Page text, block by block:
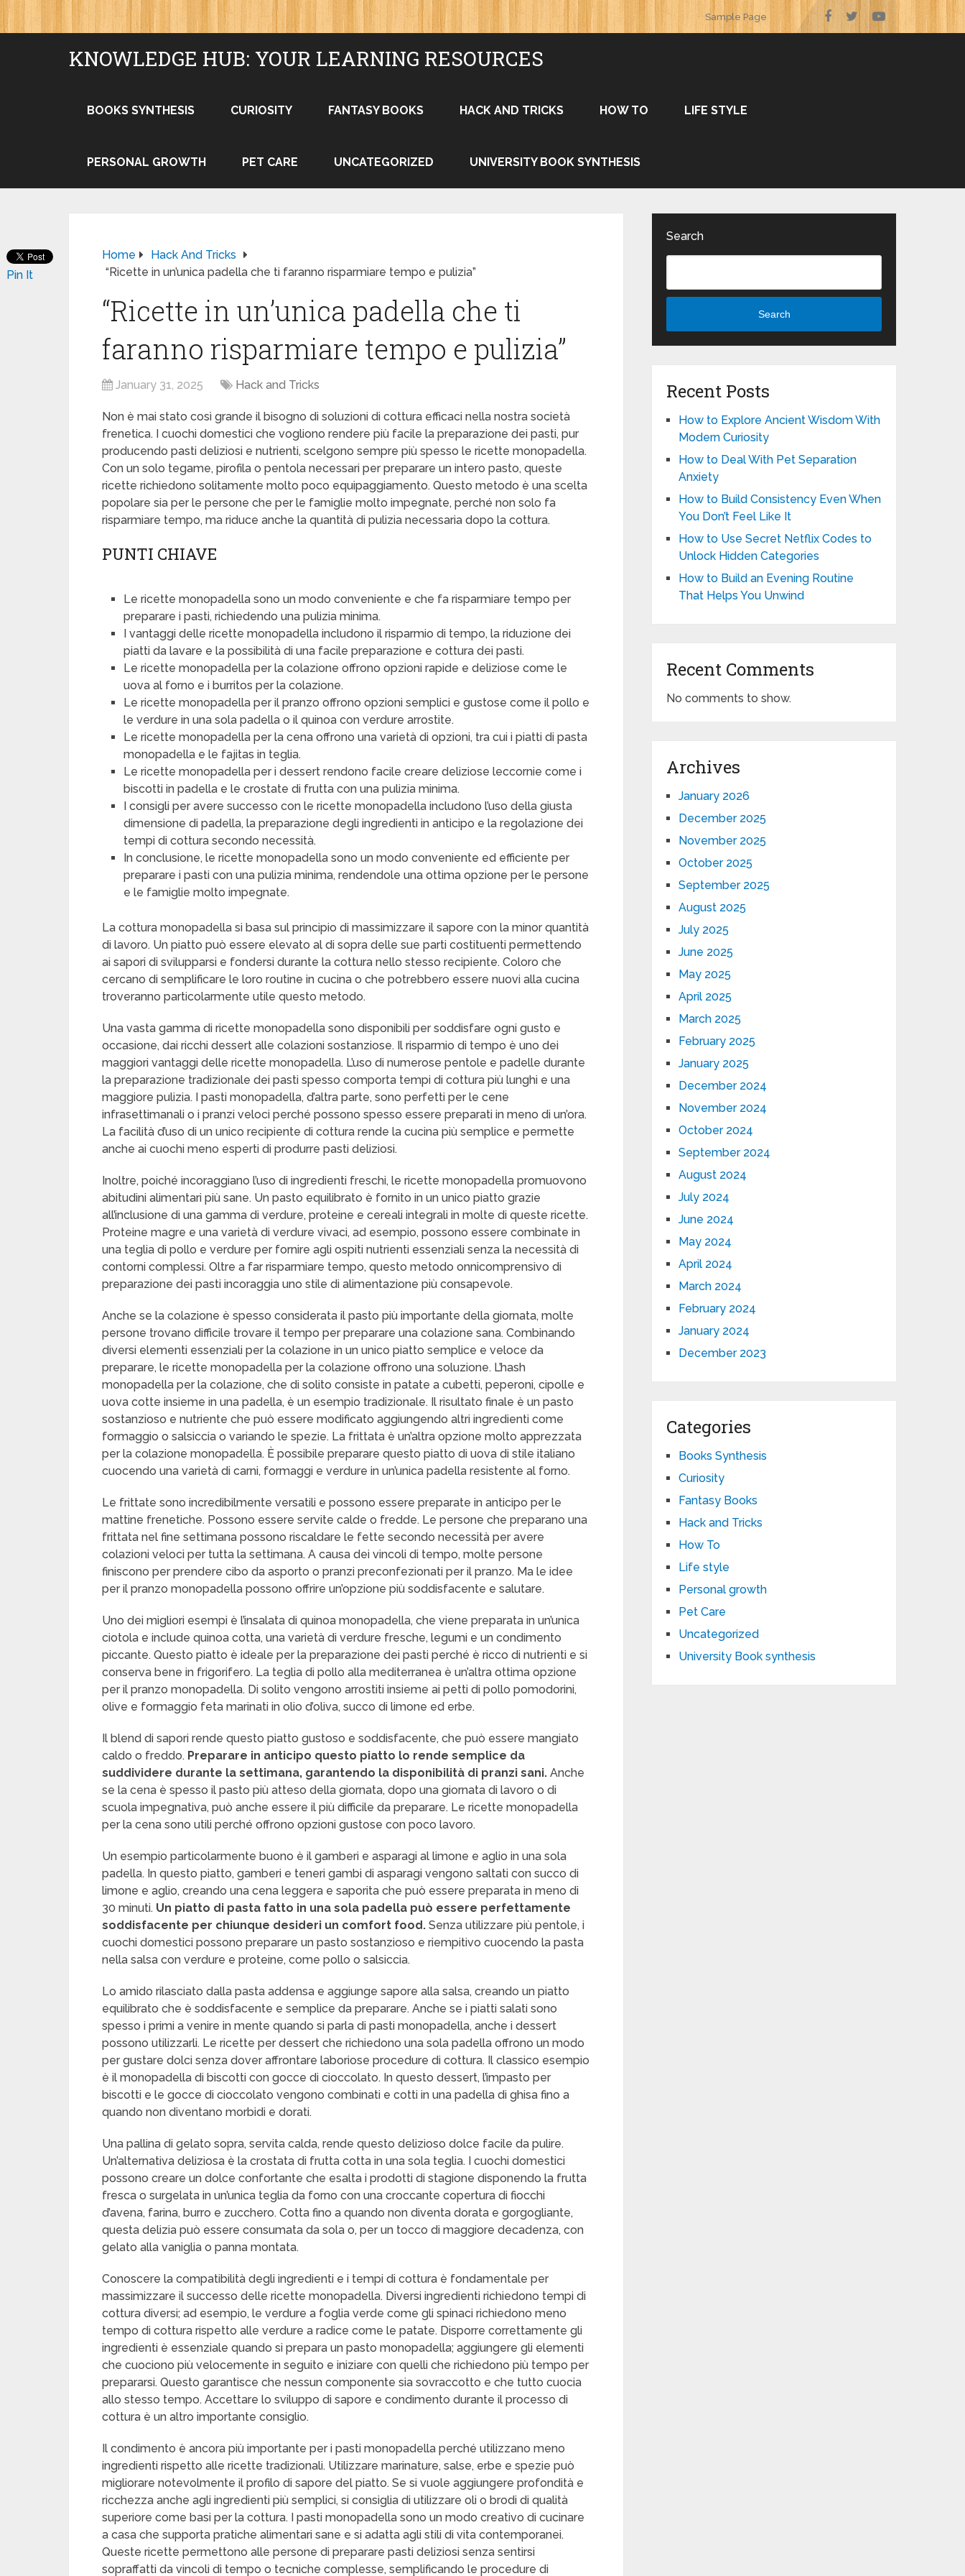
Sample Page
KNOWLEDGE HUB: YOUR LEARNING RESOURCES
BOOKS SYNTHESIS CURIOSITY FANTASY BOOKS HACK AND TRICKS HOW TO LIFE STYLE
PERSONAL GROWTH PET CARE UNCATEGORIZED UNIVERSITY BOOK SYNTHESIS
Home
Hack And Tricks
“Ricette in un’unica padella che ti faranno risparmiare tempo e pulizia”
“Ricette in un’unica padella che ti
faranno risparmiare tempo e pulizia”
January 31, 2025 Hack and Tricks
Non è mai stato così grande il bisogno di soluzioni di cottura efficaci nella nostra società
frenetica. I cuochi domestici che vogliono rendere più facile la preparazione dei pasti, pur
producendo pasti deliziosi e nutrienti, scelgono sempre più spesso le ricette monopadella.
Con un solo tegame, pirofila o pentola necessari per preparare un intero pasto, queste
ricette richiedono solitamente molto poco equipaggiamento. Questo metodo è una scelta
popolare sia per le persone che per le famiglie molto impegnate, perché non solo fa
risparmiare tempo, ma riduce anche la quantità di pulizia necessaria dopo la cottura.
PUNTI CHIAVE
Le ricette monopadella sono un modo conveniente e che fa risparmiare tempo per
preparare i pasti, richiedendo una pulizia minima.
I vantaggi delle ricette monopadella includono il risparmio di tempo, la riduzione dei
piatti da lavare e la possibilità di una facile preparazione e cottura dei pasti.
Le ricette monopadella per la colazione offrono opzioni rapide e deliziose come le
uova al forno e i burritos per la colazione.
Le ricette monopadella per il pranzo offrono opzioni semplici e gustose come il pollo e
le verdure in una sola padella o il quinoa con verdure arrostite.
Le ricette monopadella per la cena offrono una varietà di opzioni, tra cui i piatti di pasta
monopadella e le fajitas in teglia.
Le ricette monopadella per i dessert rendono facile creare deliziose leccornie come i
biscotti in padella e le crostate di frutta con una pulizia minima.
I consigli per avere successo con le ricette monopadella includono l’uso della giusta
dimensione di padella, la preparazione degli ingredienti in anticipo e la regolazione dei
tempi di cottura secondo necessità.
In conclusione, le ricette monopadella sono un modo conveniente ed efficiente per
preparare i pasti con una pulizia minima, rendendole una ottima opzione per le persone
e le famiglie molto impegnate.
La cottura monopadella si basa sul principio di massimizzare il sapore con la minor quantità
di lavoro. Un piatto può essere elevato al di sopra delle sue parti costituenti permettendo
ai sapori di svilupparsi e fondersi durante la cottura nello stesso recipiente. Coloro che
cercano di semplificare le loro routine in cucina o che potrebbero essere nuovi alla cucina
troveranno particolarmente utile questo metodo.
Una vasta gamma di ricette monopadella sono disponibili per soddisfare ogni gusto e
occasione, dai ricchi dessert alle colazioni sostanziose. Il risparmio di tempo è uno dei
maggiori vantaggi delle ricette monopadella. L’uso di numerose pentole e padelle durante
la preparazione tradizionale dei pasti spesso comporta tempi di cottura più lunghi e una
maggiore pulizia. I pasti monopadella, d’altra parte, sono perfetti per le cene
infrasettimanali o i pranzi veloci perché possono spesso essere preparati in meno di un’ora.
La facilità d’uso di un unico recipiente di cottura rende la cucina più semplice e permette
anche ai cuochi meno esperti di produrre pasti deliziosi.
Inoltre, poiché incoraggiano l’uso di ingredienti freschi, le ricette monopadella promuovono
abitudini alimentari più sane. Un pasto equilibrato è fornito in un unico piatto grazie
all’inclusione di una gamma di verdure, proteine e cereali integrali in molte di queste ricette.
Proteine magre e una varietà di verdure vivaci, ad esempio, possono essere combinate in
una teglia di pollo e verdure per fornire agli ospiti nutrienti essenziali senza la necessità di
contorni complessi. Oltre a far risparmiare tempo, questo metodo onnicomprensivo di
preparazione dei pasti incoraggia uno stile di alimentazione più consapevole.
Anche se la colazione è spesso considerata il pasto più importante della giornata, molte
persone trovano difficile trovare il tempo per preparare una colazione sana. Combinando
diversi elementi essenziali per la colazione in un unico piatto semplice e veloce da
preparare, le ricette monopadella per la colazione offrono una soluzione. L’hash
monopadella per la colazione, che di solito consiste in patate a cubetti, peperoni, cipolle e
uova cotte insieme in una padella, è un esempio tradizionale. Il risultato finale è un pasto
sostanzioso e nutriente che può essere modificato aggiungendo altri ingredienti come
formaggio o salsiccia o variando le spezie. La frittata è un’altra opzione molto apprezzata
per la colazione monopadella. È possibile preparare questo piatto di uova di stile italiano
cuocendo una varietà di carni, formaggi e verdure in un’unica padella resistente al forno.
Le frittate sono incredibilmente versatili e possono essere preparate in anticipo per le
mattine frenetiche. Possono essere servite calde o fredde. Le persone che preparano una
frittata nel fine settimana possono riscaldare le fette secondo necessità per avere
colazioni veloci per tutta la settimana. A causa dei vincoli di tempo, molte persone
finiscono per prendere cibo da asporto o pranzi preconfezionati per il pranzo. Ma le idee
per il pranzo monopadella possono offrire un’opzione più soddisfacente e salutare.
Uno dei migliori esempi è l’insalata di quinoa monopadella, che viene preparata in un’unica
ciotola e include quinoa cotta, una varietà di verdure fresche, legumi e un condimento
piccante. Questo piatto è ideale per la preparazione dei pasti perché è ricco di nutrienti e si
conserva bene in frigorifero. La teglia di pollo alla mediterranea è un’altra ottima opzione
per il pranzo monopadella. Di solito vengono arrostiti insieme ai petti di pollo pomodorini,
olive e formaggio feta marinati in olio d’oliva, succo di limone ed erbe.
Il blend di sapori rende questo piatto gustoso e soddisfacente, che può essere mangiato
caldo o freddo. Preparare in anticipo questo piatto lo rende semplice da
suddividere durante la settimana, garantendo la disponibilità di pranzi sani. Anche
se la cena è spesso il pasto più atteso della giornata, dopo una giornata di lavoro o di
scuola impegnativa, può anche essere il più difficile da preparare. Le ricette monopadella
per la cena sono utili perché offrono opzioni gustose con poco lavoro.
Un esempio particolarmente buono è il gamberi e asparagi al limone e aglio in una sola
padella. In questo piatto, gamberi e teneri gambi di asparagi vengono saltati con succo di
limone e aglio, creando una cena leggera e saporita che può essere preparata in meno di
30 minuti. Un piatto di pasta fatto in una sola padella può essere perfettamente
soddisfacente per chiunque desideri un comfort food. Senza utilizzare più pentole, i
cuochi domestici possono preparare un pasto sostanzioso e riempitivo cuocendo la pasta
nella salsa con verdure e proteine, come pollo o salsiccia.
Lo amido rilasciato dalla pasta addensa e aggiunge sapore alla salsa, creando un piatto
equilibrato che è soddisfacente e semplice da preparare. Anche se i piatti salati sono
spesso i primi a venire in mente quando si parla di pasti monopadella, anche i dessert
possono utilizzarli. Le ricette per dessert che richiedono una sola padella offrono un modo
per gustare dolci senza dover affrontare laboriose procedure di cottura. Il classico esempio
è il monopadella di biscotti con gocce di cioccolato. In questo dessert, l’impasto per
biscotti e le gocce di cioccolato vengono combinati e cotti in una padella di ghisa fino a
quando non diventano morbidi e dorati.
Una pallina di gelato sopra, servita calda, rende questo delizioso dolce facile da pulire.
Un’alternativa deliziosa è la crostata di frutta cotta in una sola teglia. I cuochi domestici
possono creare un dolce confortante che esalta i prodotti di stagione disponendo la frutta
fresca o surgelata in un’unica teglia da forno con una croccante copertura di fiocchi
d’avena, farina, burro e zucchero. Cotta fino a quando non diventa dorata e gorgogliante,
questa delizia può essere consumata da sola o, per un tocco di maggiore decadenza, con
gelato alla vaniglia o panna montata.
Conoscere la compatibilità degli ingredienti e i tempi di cottura è fondamentale per
massimizzare il successo delle ricette monopadella. Diversi ingredienti richiedono tempi di
cottura diversi; ad esempio, le verdure a foglia verde come gli spinaci richiedono meno
tempo di cottura rispetto alle verdure a radice come le patate. Disporre correttamente gli
ingredienti è essenziale quando si prepara un pasto monopadella; aggiungere gli elementi
che cuociono più velocemente in seguito e iniziare con quelli che richiedono più tempo per
prepararsi. Questo garantisce che nessun componente sia sovraccotto e che tutto cuocia
allo stesso tempo. Accettare lo sviluppo di sapore e condimento durante il processo di
cottura è un altro importante consiglio.
Il condimento è ancora più importante per i pasti monopadella perché utilizzano meno
ingredienti rispetto alle ricette tradizionali. Utilizzare marinature, salse, erbe e spezie può
migliorare notevolmente il profilo di sapore del piatto. Se si vuole aggiungere profondità e
ricchezza anche agli ingredienti più semplici, si consiglia di utilizzare oli o brodi di qualità
superiore come basi per la cottura. I pasti monopadella sono un modo creativo di cucinare
a casa che supporta pratiche alimentari sane e si adatta agli stili di vita contemporanei.
Queste ricette permettono alle persone di preparare pasti deliziosi senza sentirsi
sopraffatti da vincoli di tempo o tecniche complesse, semplificando le procedure di
Pin It
Search
Search
Recent Posts
How to Explore Ancient Wisdom With
Modern Curiosity
How to Deal With Pet Separation
Anxiety
How to Build Consistency Even When
You Don’t Feel Like It
How to Use Secret Netflix Codes to
Unlock Hidden Categories
How to Build an Evening Routine
That Helps You Unwind
Recent Comments
No comments to show.
Archives
January 2026
December 2025
November 2025
October 2025
September 2025
August 2025
July 2025
June 2025
May 2025
April 2025
March 2025
February 2025
January 2025
December 2024
November 2024
October 2024
September 2024
August 2024
July 2024
June 2024
May 2024
April 2024
March 2024
February 2024
January 2024
December 2023
Categories
Books Synthesis
Curiosity
Fantasy Books
Hack and Tricks
How To
Life style
Personal growth
Pet Care
Uncategorized
University Book synthesis